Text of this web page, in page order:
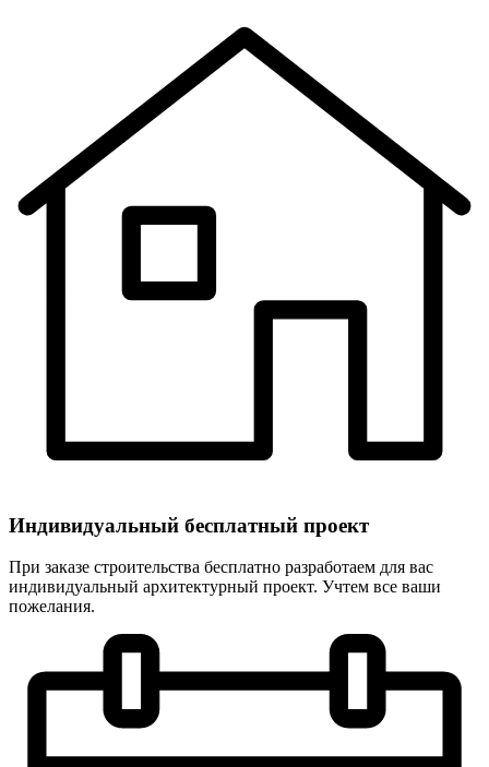
Индивидуальный бесплатный проект
При заказе строительства бесплатно разработаем для вас
индивидуальный архитектурный проект. Учтем все ваши
пожелания.